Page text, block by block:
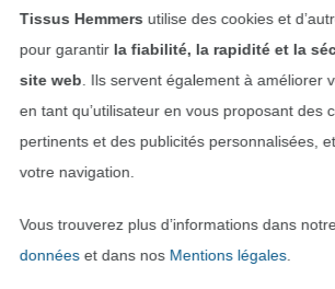
Nederlands
Passer à la
Tissus Hemmers utilise des cookies et
pour garantir la fiabilité, la rapidité et la
site web . Ils servent également à améliorer
en tant qu’utilisateur en vous proposant des
pertinents et des publicités personnalisées,
votre navigation.
Vous trouverez plus d’informations dans notre
donnéeset dans nos Mentions légales.